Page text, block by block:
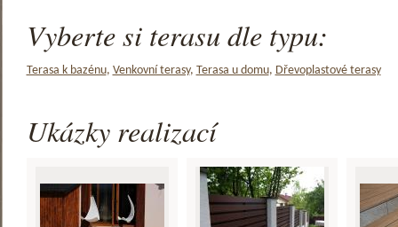
Vyberte si terasu dle typu:
Terasa k bazénu, Venkovní terasy, Terasa u domu, Dřevoplastové terasy
Ukázky realizací